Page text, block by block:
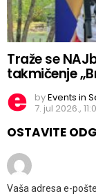
Traže se
takmičenje
byEvents in
7. jul 2026.,
OSTAVITE
Vaša adresa e-